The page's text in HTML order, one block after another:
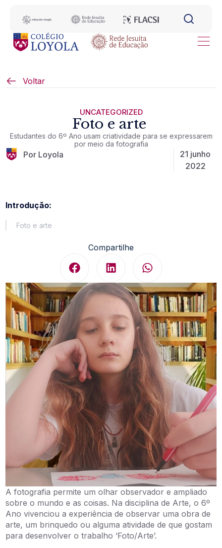
Voltar
UNCATEGORIZED
Foto e arte
Estudantes do 6º Ano usam criatividade para se expressarem
por meio da fotografia
Por Loyola
21 junho
2022
Introdução:
Foto e arte
Compartilhe
A fotografia permite um olhar observador e ampliado
sobre o mundo e as coisas. Na disciplina de Arte, o 6º
Ano vivenciou a experiência de observar uma obra de
arte, um brinquedo ou alguma atividade de que gostam
para desenvolver o trabalho ‘Foto/Arte’.